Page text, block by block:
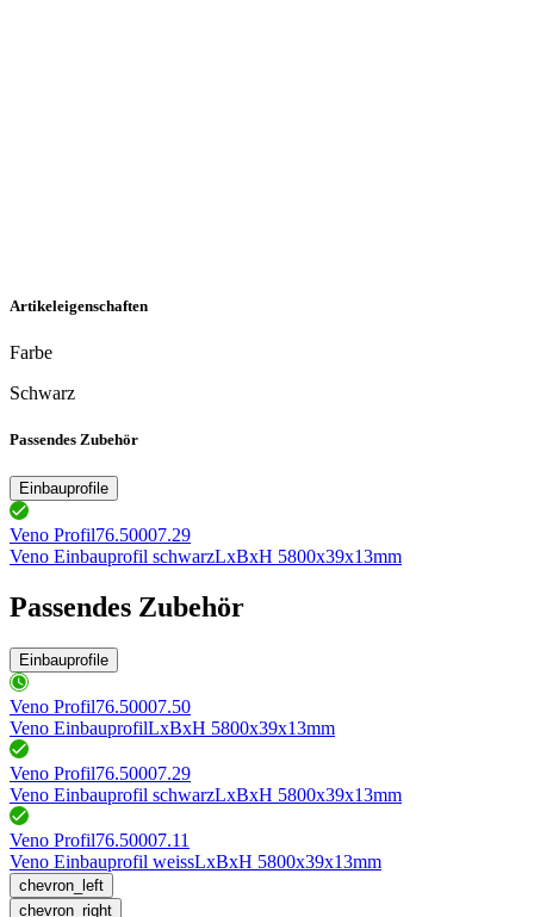
Artikeleigenschaften
Farbe
Schwarz
Passendes Zubehör
Einbauprofile
Veno Profil76.50007.29
Veno Einbauprofil schwarzLxBxH 5800x39x13mm
Passendes Zubehör
Einbauprofile
Veno Profil76.50007.50
Veno EinbauprofilLxBxH 5800x39x13mm
Veno Profil76.50007.29
Veno Einbauprofil schwarzLxBxH 5800x39x13mm
Veno Profil76.50007.11
Veno Einbauprofil weissLxBxH 5800x39x13mm
chevron_left
chevron_right